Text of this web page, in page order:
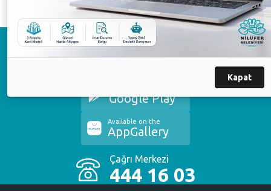
Logomuzun teknik çizimi için
tıklayınız.
Logomuzun yanlış kullanım örnekleri içintıklayınız.
Çağrı Merkezi
444 16 03
Google Play
Available on the
AppGallery
Kapat